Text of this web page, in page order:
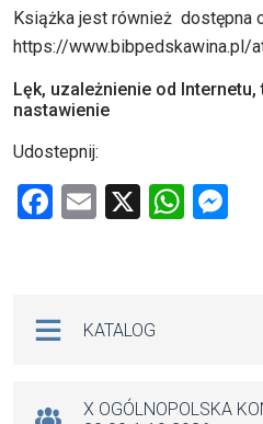
Książka jest również dostępna
https://www.bibpedskawina.pl/
Lęk, uzależnienie od
nastawienie
Udostepnij:
F
o
k
E
X
W
p
KATALOG
X OGÓLNOPOLSKA